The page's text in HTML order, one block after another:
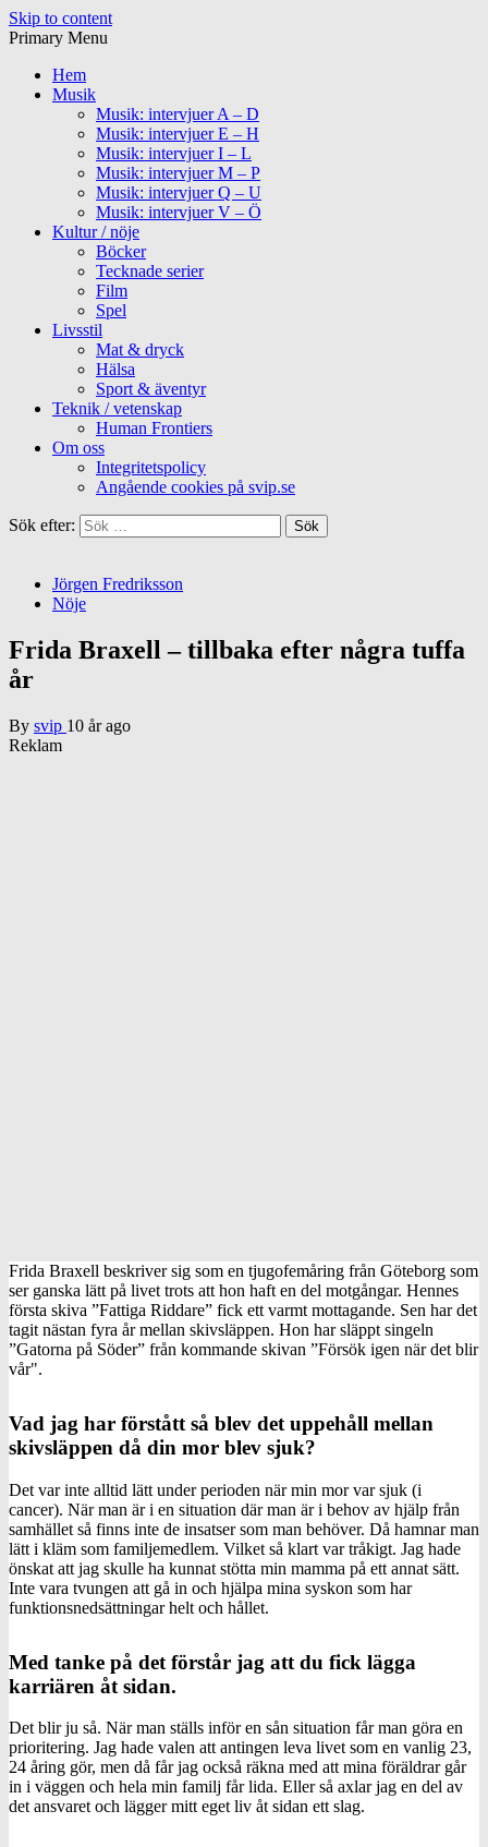
Skip to content
Primary Menu
Hem
Musik
Musik: intervjuer A – D
Musik: intervjuer E – H
Musik: intervjuer I – L
Musik: intervjuer M – P
Musik: intervjuer Q – U
Musik: intervjuer V – Ö
Kultur / nöje
Böcker
Tecknade serier
Film
Spel
Livsstil
Mat & dryck
Hälsa
Sport & äventyr
Teknik / vetenskap
Human Frontiers
Om oss
Integritetspolicy
Angående cookies på svip.se
Sök efter:
Jörgen Fredriksson
Nöje
Frida Braxell – tillbaka efter några tuffa
år
By svip 10 år ago
Reklam
Frida Braxell beskriver sig som en tjugofemåring från Göteborg som
ser ganska lätt på livet trots att hon haft en del motgångar. Hennes
första skiva ”Fattiga Riddare” fick ett varmt mottagande. Sen har det
tagit nästan fyra år mellan skivsläppen. Hon har släppt singeln
”Gatorna på Söder” från kommande skivan ”Försök igen när det blir
vår".
Vad jag har förstått så blev det uppehåll mellan
skivsläppen då din mor blev sjuk?
Det var inte alltid lätt under perioden när min mor var sjuk (i
cancer). När man är i en situation där man är i behov av hjälp från
samhället så finns inte de insatser som man behöver. Då hamnar man
lätt i kläm som familjemedlem. Vilket så klart var tråkigt. Jag hade
önskat att jag skulle ha kunnat stötta min mamma på ett annat sätt.
Inte vara tvungen att gå in och hjälpa mina syskon som har
funktionsnedsättningar helt och hållet.
Med tanke på det förstår jag att du fick lägga
karriären åt sidan.
Det blir ju så. När man ställs inför en sån situation får man göra en
prioritering. Jag hade valen att antingen leva livet som en vanlig 23,
24 åring gör, men då får jag också räkna med att mina föräldrar går
in i väggen och hela min familj får lida. Eller så axlar jag en del av
det ansvaret och lägger mitt eget liv åt sidan ett slag.